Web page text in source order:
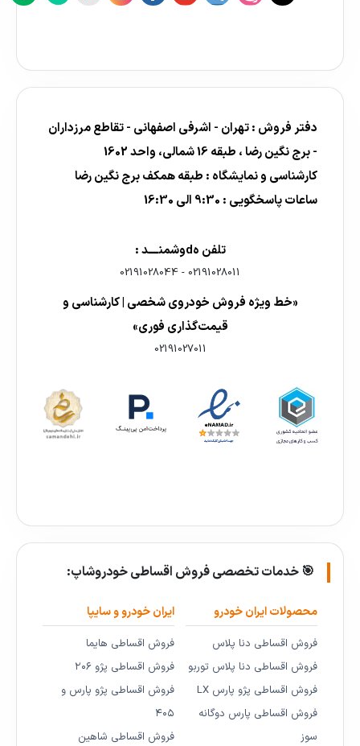
دفتر فروش : تهران - اشرفی اصفهانی - تقاطع مرزداران
- برج نگین رضا ، طبقه 16 شمالی، واحد 1602
کارشناسی و نمایشگاه : طبقه همکف برج نگین رضا
ساعات پاسخگویی : 9:30 الی 16:30
تلفن هdوشمنــــد :
02191028011
-
02191028044
«خط ویژه فروش خودروی شخصی | کارشناسی و
قیمت‌گذاری فوری»
02191027011
🎯 خدمات تخصصی فروش اقساطی خودروشاپ:
محصولات ایران خودرو
فروش اقساطی دنا پلاس
فروش اقساطی دنا پلاس توربو
فروش اقساطی پژو پارس LX
فروش اقساطی پارس دوگانه
سوز
ایران خودرو و سایپا
فروش اقساطی هایما
فروش اقساطی پژو ۲۰۶
فروش اقساطی پژو پارس و
۴۰۵
فروش اقساطی شاهین